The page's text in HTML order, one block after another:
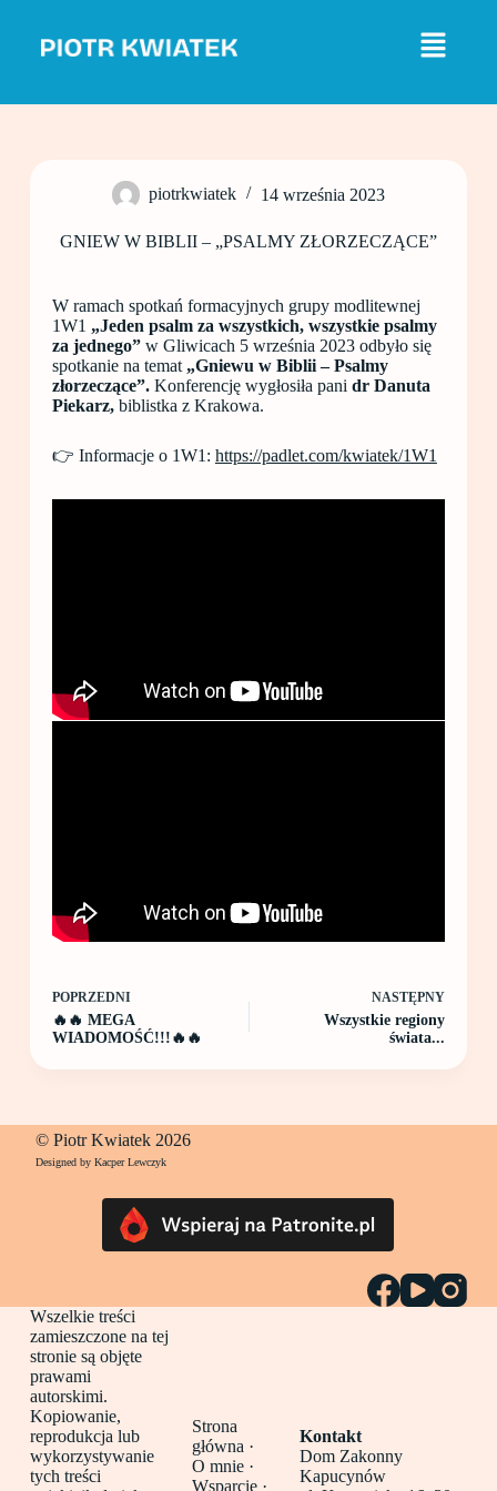
j
piotrkwiatek 14 września 2023
GNIEW W BIBLII – „PSALMY ZŁORZECZĄCE”
W ramach spotkań formacyjnych grupy modlitewnej
1W1 „Jeden psalm za wszystkich, wszystkie psalmy
za jednego”w Gliwicach 5 września 2023 odbyło się
spotkanie na temat „Gniewu w Biblii – Psalmy
złorzeczące”.Konferencję wygłosiła pani dr Danuta
Piekarz, biblistka z Krakowa.
👉 Informacje o 1W1: https://padlet.com/kwiatek/1W1
POPRZEDNI
🔥🔥 MEGA
WIADOMOŚĆ!!!🔥🔥
NASTĘPNY
Wszystkie regiony
świata...
© Piotr Kwiatek 2026
Designed by Kacper Lewczyk
Wszelkie treści
zamieszczone na tej
stronie są objęte
prawami
autorskimi.
Kopiowanie,
reprodukcja lub
wykorzystywanie
tych treści
Strona
główna ·
O mnie ·
Wsparcie ·
Kontakt
Dom Zakonny
Kapucynów